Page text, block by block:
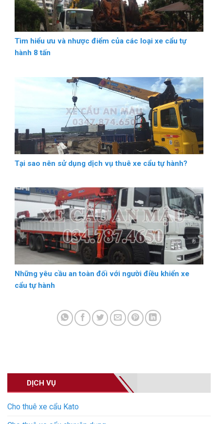
DỊCH VỤ
Cho thuê xe cẩu Kato
Tìm hiểu ưu và nhược điểm của các loại xe cẩu tự
hành 8 tấn
Tại sao nên sử dụng dịch vụ thuê xe cẩu tự hành?
Những yêu cầu an toàn đối với người điều khiển xe
cẩu tự hành